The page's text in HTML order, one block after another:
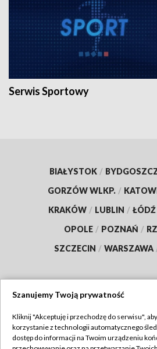
Serwis Sportowy
BIAŁYSTOK /
GORZÓW WLKP. /
KRAKÓW / LUBLIN / ŁÓDŹ
OPOLE / POZNAŃ /
SZCZECIN / WARSZAWA
TVP
Szanujemy Twoją prywatność
Kliknij "Akceptuję i przechodzę do serwisu",
korzystanie z technologii automatycznego
dostęp do informacji na Twoim urządzeniu